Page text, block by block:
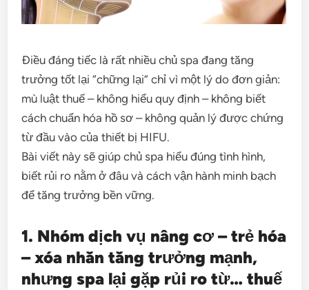
Điều đáng tiếc là rất nhiều chủ spa đang tăng
trưởng tốt lại “chững lại” chỉ vì một lý do đơn giản:
mù luật thuế – không hiểu quy định – không biết
cách chuẩn hóa hồ sơ – không quản lý được chứng
từ đầu vào của thiết bị HIFU.
Bài viết này sẽ giúp chủ spa hiểu đúng tình hình,
biết rủi ro nằm ở đâu và cách vận hành minh bạch
để tăng trưởng bền vững.
1. Nhóm dịch vụ nâng cơ – trẻ hóa
– xóa nhăn tăng trưởng mạnh,
nhưng spa lại gặp rủi ro từ… thuế